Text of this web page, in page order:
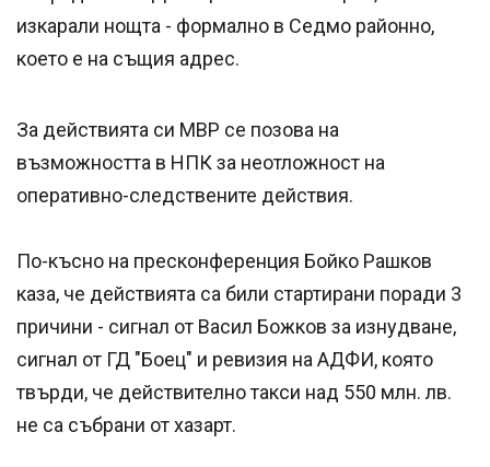
изкарали нощта - формално в Седмо районно,
което е на същия адрес.
За действията си МВР се позова на
възможността в НПК за неотложност на
оперативно-следствените действия.
По-късно на пресконференция Бойко Рашков
каза, че действията са били стартирани поради 3
причини - сигнал от Васил Божков за изнудване,
сигнал от ГД "Боец" и ревизия на АДФИ, която
твърди, че действително такси над 550 млн. лв.
не са събрани от хазарт.